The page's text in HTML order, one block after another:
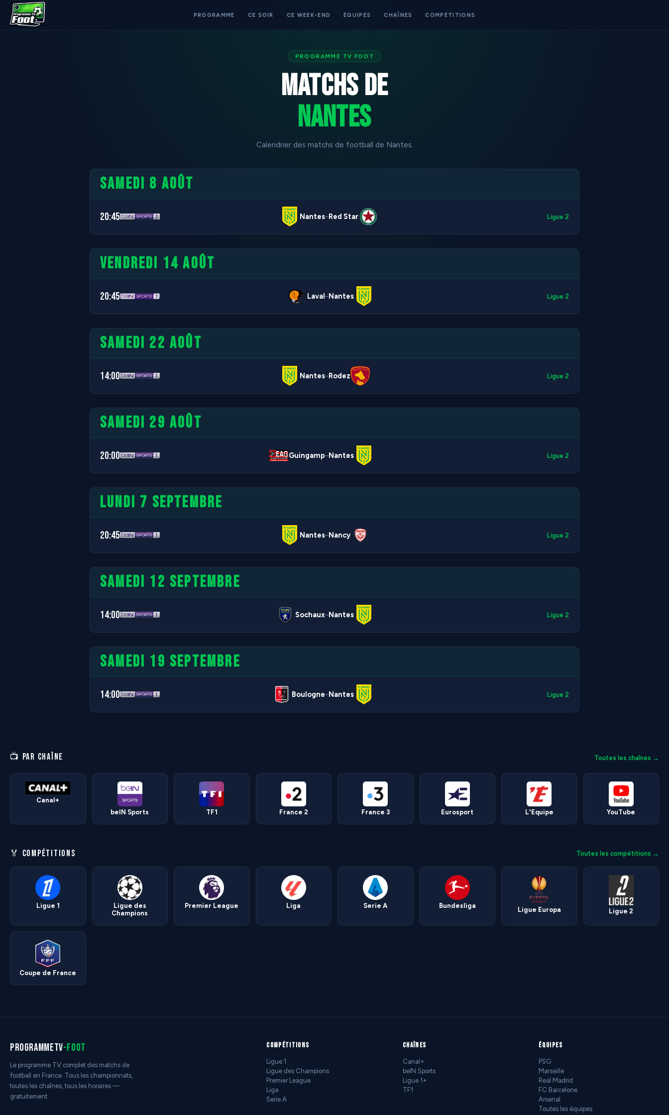
PROGRAMME CE SOIR CE WEEK-END ÉQUIPES CHAÎNES COMPÉTITIONS
PROGRAMME TV FOOT
Matchs de
Nantes
Calendrier des matchs de football de Nantes.
SAMEDI 8 AOÛT
20:45 Nantes–Red Star Ligue 2
VENDREDI 14 AOÛT
20:45 Laval–Nantes Ligue 2
SAMEDI 22 AOÛT
14:00 Nantes–Rodez Ligue 2
SAMEDI 29 AOÛT
20:00 Guingamp–Nantes Ligue 2
LUNDI 7 SEPTEMBRE
20:45 Nantes–Nancy Ligue 2
SAMEDI 12 SEPTEMBRE
14:00 Sochaux–Nantes Ligue 2
SAMEDI 19 SEPTEMBRE
14:00 Boulogne–Nantes Ligue 2
📺 PAR CHAÎNE Toutes les chaînes →
Canal+
beIN Sports
TF1 France 2 France 3 Eurosport L'Equipe YouTube
🏅 COMPÉTITIONS Toutes les compétitions →
Ligue 1
Ligue des
Champions
Premier League Liga Serie A Bundesliga Ligue Europa Ligue 2
Coupe de France
programmetv-foot
Le programme TV complet des matchs de
football en France. Tous les championnats,
toutes les chaînes, tous les horaires —
gratuitement.
COMPÉTITIONS
Ligue 1
Ligue des Champions
Premier League
Liga
Serie A
CHAÎNES
Canal+
beIN Sports
Ligue 1+
TF1
ÉQUIPES
PSG
Marseille
Real Madrid
FC Barcelone
Arsenal
Toutes les équipes